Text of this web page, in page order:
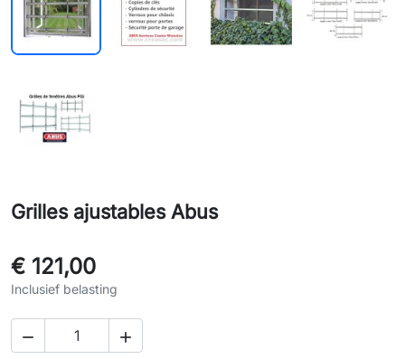
Grilles ajustables Abus
€ 121,00
Inclusief belasting
 